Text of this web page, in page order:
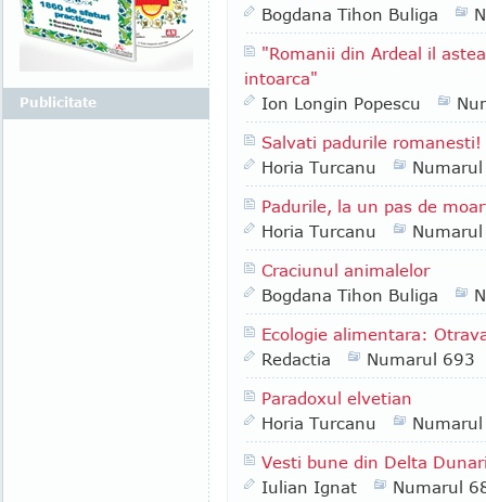
Bogdana Tihon Buliga
"Romanii din Ardeal il
intoarca"
Ion Longin Popescu
Salvati padurile romanesti!
Horia Turcanu
Padurile, la un pas de
Horia Turcanu
Craciunul animalelor
Bogdana Tihon Buliga
Ecologie alimentara:
Redactia
Numarul 693
Paradoxul elvetian
Horia Turcanu
Vesti bune din Delta
Iulian Ignat
Numarul
Publicitate